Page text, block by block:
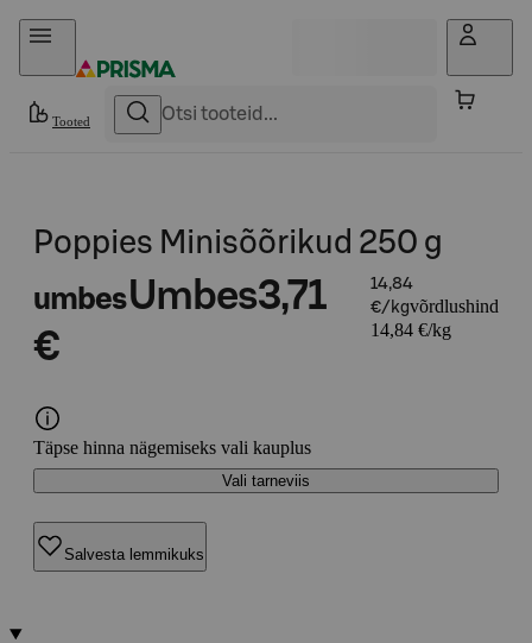
Otse sisu juurde
Tooted
Poppies Minisõõrikud 250 g
umbesUmbes3,71
€
14,84
€/kgvõrdlushind
14,84 €/kg
Täpse hinna nägemiseks vali kauplus
Vali tarneviis
Salvesta lemmikuks